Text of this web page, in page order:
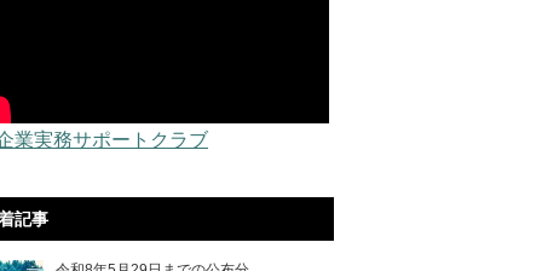
業実務サポートクラブ
記事